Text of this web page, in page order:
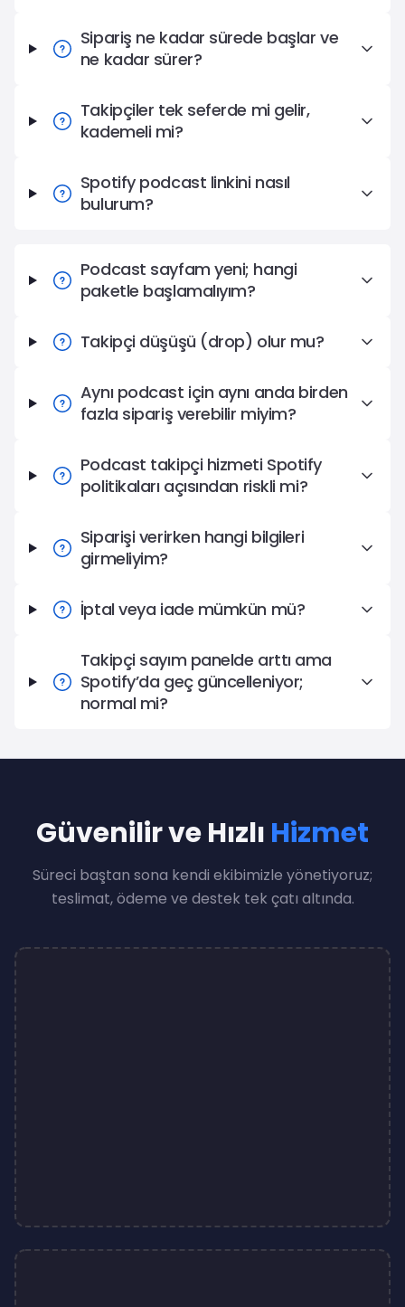
Sipariş ne kadar sürede başlar ve
ne kadar sürer?
Takipçiler tek seferde mi gelir,
kademeli mi?
Spotify podcast linkini nasıl
bulurum?
Podcast sayfam yeni; hangi
paketle başlamalıyım?
Takipçi düşüşü (drop) olur mu?
Aynı podcast için aynı anda birden
fazla sipariş verebilir miyim?
Podcast takipçi hizmeti Spotify
politikaları açısından riskli mi?
Siparişi verirken hangi bilgileri
girmeliyim?
İptal veya iade mümkün mü?
Takipçi sayım panelde arttı ama
Spotify’da geç güncelleniyor;
normal mi?
Güvenilir ve Hızlı Hizmet
Süreci baştan sona kendi ekibimizle yönetiyoruz;
teslimat, ödeme ve destek tek çatı altında.